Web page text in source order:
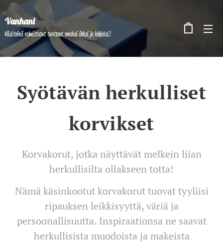
Vanhani
Käsityönä valmistetut tuotteet omaksi iloksi ja lahjaksi!
Syötävän herkulliset
korvikset
Korvakorut, jotka näyttävät melkein liian
herkullisilta ollakseen totta!
Nämä käsinkootut korvakorut tuovat tyyliisi
ripauksen leikkisyyttä, väriä ja
persoonallisuutta. Inspiraationsa ne saavat
herkullisista muodoista ja makeista